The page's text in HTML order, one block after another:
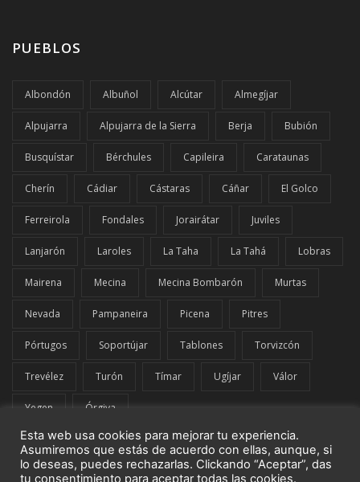
PUEBLOS
Albondón Albuñol Alcútar Almegíjar
Alpujarra Alpujarra de la Sierra Berja Bubión
Busquístar Bérchules Capileira Carataunas
Cherín Cádiar Cástaras Cáñar El Golco
Ferreirola Fondales Jorairátar Juviles
Lanjarón Laroles La Taha La Tahá Lobras
Mairena Mecina Mecina Bombarón Murtas
Nevada Pampaneira Picena Pitres
Pórtugos Soportújar Tablones Torvizcón
Trevélez Turón Tímar Ugíjar Válor
Yegen Órgiva
Esta web usa cookies para mejorar tu experiencia.
Asumiremos que estás de acuerdo con ellas, aunque, si
lo deseas, puedes rechazarlas. Clickando “Aceptar”, das
tu consentimiento para aceptar todas las cookies.